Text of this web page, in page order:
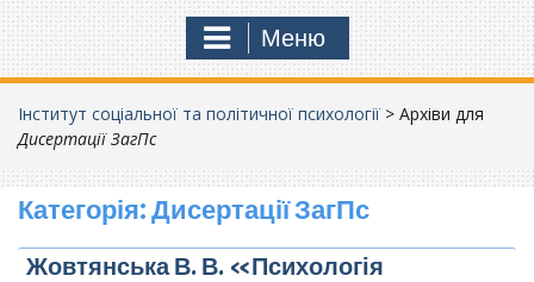
Меню
Інститут соціальної та політичної психології > Архіви для
Дисертації ЗагПс
Категорія:Дисертації ЗагПс
Жовтянська В. В. «Психологія